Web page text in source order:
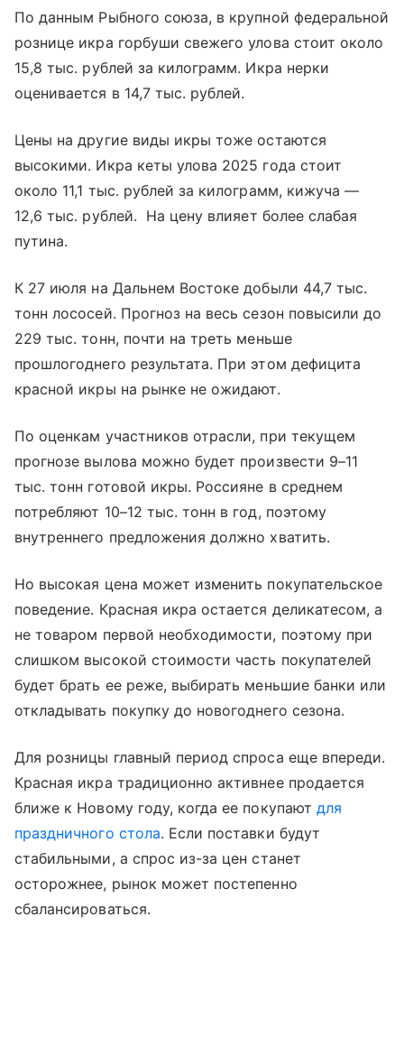
По данным Рыбного союза, в крупной федеральной
рознице икра горбуши свежего улова стоит около
15,8 тыс. рублей за килограмм. Икра нерки
оценивается в 14,7 тыс. рублей.
Цены на другие виды икры тоже остаются
высокими. Икра кеты улова 2025 года стоит
около 11,1 тыс. рублей за килограмм, кижуча —
12,6 тыс. рублей. На цену влияет более слабая
путина.
К 27 июля на Дальнем Востоке добыли 44,7 тыс.
тонн лососей. Прогноз на весь сезон повысили до
229 тыс. тонн, почти на треть меньше
прошлогоднего результата. При этом дефицита
красной икры на рынке не ожидают.
По оценкам участников отрасли, при текущем
прогнозе вылова можно будет произвести 9–11
тыс. тонн готовой икры. Россияне в среднем
потребляют 10–12 тыс. тонн в год, поэтому
внутреннего предложения должно хватить.
Но высокая цена может изменить покупательское
поведение. Красная икра остается деликатесом, а
не товаром первой необходимости, поэтому при
слишком высокой стоимости часть покупателей
будет брать ее реже, выбирать меньшие банки или
откладывать покупку до новогоднего сезона.
Для розницы главный период спроса еще впереди.
Красная икра традиционно активнее продается
ближе к Новому году, когда ее покупают для
праздничного стола. Если поставки будут
стабильными, а спрос из-за цен станет
осторожнее, рынок может постепенно
сбалансироваться.